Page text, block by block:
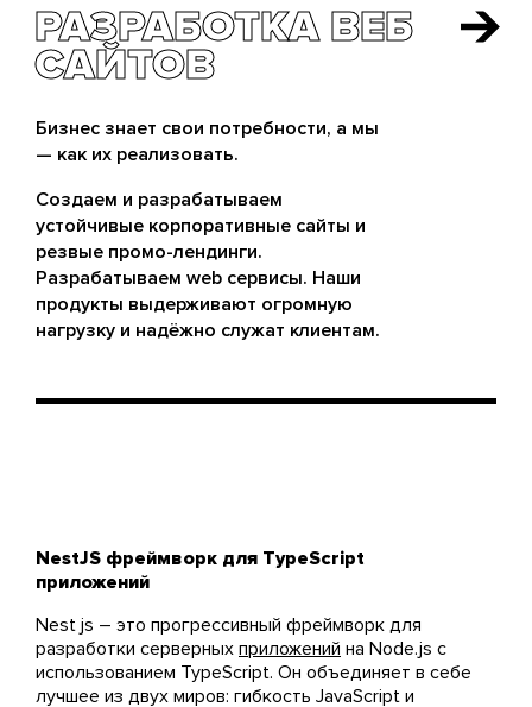
NestJS фреймворк для TypeScript
приложений
Nest js – это прогрессивный фреймворк для
разработки серверных приложений на Node.js с
использованием TypeScript. Он объединяет в себе
лучшее из двух миров: гибкость JavaScript и
РАЗРАБОТКА ВЕБ
САЙТОВ
РАЗРАБОТКА ВЕБ
САЙТОВ
Бизнес знает свои потребности, а мы
— как их реализовать.
Создаем и разрабатываем
устойчивые корпоративные сайты и
резвые промо-лендинги.
Разрабатываем web сервисы. Наши
продукты выдерживают огромную
нагрузку и надёжно служат клиентам.